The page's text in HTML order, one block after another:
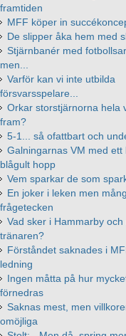
framtiden
MFF köper in
De slipper åka hem med
Stjärnbanér med
men...
Varför kan vi inte utbilda
försvarsspelare...
Orkar storstjärnorna hela
fram?
5-1... så ofattbart och
Galningarnas VM med ett
blågult hopp
Vem sparkar de som
En joker i leken men
frågetecken
Vad sker i Hammarby och
tränaren?
Förståndet saknades i
ledning
Ingen måtta på hur
förnedras
Saknas mest, men
omöjliga